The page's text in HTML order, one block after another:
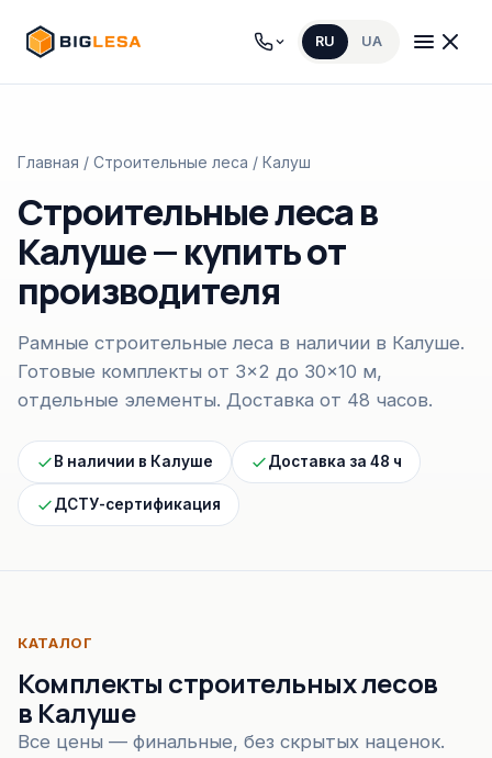
RU UA
Главная / Строительные леса / Калуш
Строительные леса в
Калуше — купить от
производителя
Рамные строительные леса в наличии в Калуше.
Готовые комплекты от 3×2 до 30×10 м,
отдельные элементы. Доставка от 48 часов.
В наличии в Калуше Доставка за 48 ч
ДСТУ-сертификация
КАТАЛОГ
Комплекты строительных лесов
в Калуше
Все цены — финальные, без скрытых наценок.